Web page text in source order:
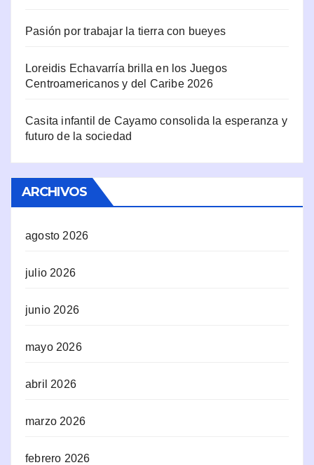
Pasión por trabajar la tierra con bueyes
Loreidis Echavarría brilla en los Juegos
Centroamericanos y del Caribe 2026
Casita infantil de Cayamo consolida la esperanza y
futuro de la sociedad
ARCHIVOS
agosto 2026
julio 2026
junio 2026
mayo 2026
abril 2026
marzo 2026
febrero 2026